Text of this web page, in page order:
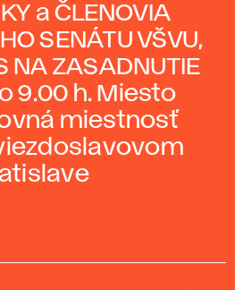
a ČLENOVIA
SENÁTU VŠVU,
NA ZASADNUTIE
9.00 h. Miesto
miestnosť